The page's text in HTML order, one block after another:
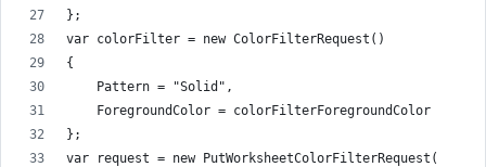
};
var colorFilter = new ColorFilterRequest()
{
    Pattern = "Solid",
    ForegroundColor = colorFilterForegroundColor
};
var request = new PutWorksheetColorFilterRequest(